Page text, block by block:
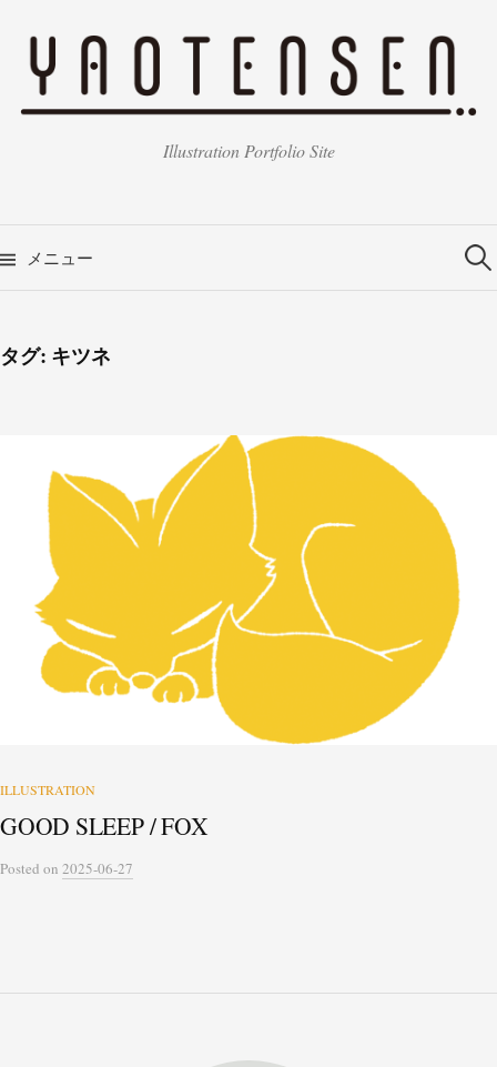
キ
ッ
Illustration Portfolio Site
メニュー
検
索:
タグ: キツネ
ILLUSTRATION
GOOD SLEEP / FOX
Posted on 2025-06-27